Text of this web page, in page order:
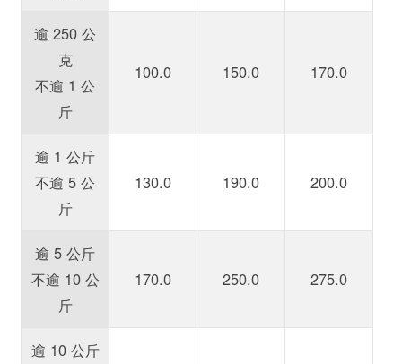
逾 250 公
克
不逾 1 公
斤
100.0 150.0 170.0
逾 1 公斤
不逾 5 公
斤
130.0 190.0 200.0
逾 5 公斤
不逾 10 公
斤
170.0 250.0 275.0
逾 10 公斤